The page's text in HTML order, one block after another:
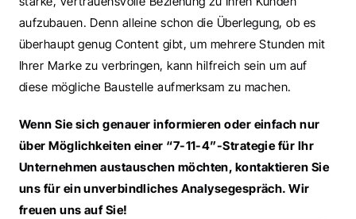
aufzubauen. Denn alleine schon die Überlegung, ob es
überhaupt genug Content gibt, um mehrere Stunden mit
Ihrer Marke zu verbringen, kann hilfreich sein um auf
diese mögliche Baustelle aufmerksam zu machen.
Wenn Sie sich genauer informieren oder einfach nur
über Möglichkeiten einer “7-11-4”-Strategie für Ihr
Unternehmen austauschen möchten, kontaktieren Sie
uns für ein unverbindliches Analysegespräch. Wir
freuen uns auf Sie!